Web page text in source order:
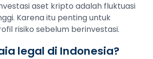
aset kripto adalah fluktuasi
Karena itu penting untuk
risiko sebelum berinvestasi.
legal di Indonesia?